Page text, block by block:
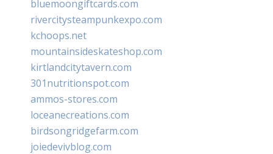
bluemoongiftcards.com
rivercitysteampunkexpo.com
kchoops.net
mountainsideskateshop.com
kirtlandcitytavern.com
301nutritionspot.com
ammos-stores.com
loceanecreations.com
birdsongridgefarm.com
joiedevivblog.com